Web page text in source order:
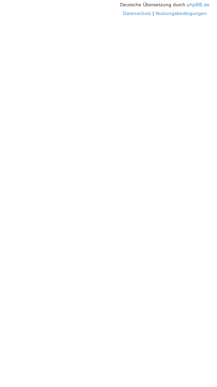
Deutsche Übersetzung durch phpBB.de
Datenschutz | Nutzungsbedingungen